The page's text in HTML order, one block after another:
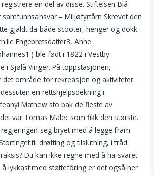
en del av disse. Stiftelsen Blå
samfunnsansvar – Miljøfyrtårn Skrevet den
gjaldt da både scooter, henger og dokk.
Engebretsdatter3, Anne
) ble født i 1822 i Vestby
i Sjølå Vinger. På toppstasjonen,
det område for rekreasjon og aktiviteter.
en rettshjelpsdekning i
Mathew sto bak de fleste av
var Tomas Malec som fikk den største.
seg bryet med å legge fram
til drøfting og tilslutning, i tråd
Du kan ikke regne med å ha svaret
å lykkast med støttefôring er det også her